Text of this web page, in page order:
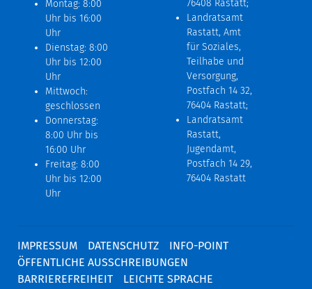
Montag: 8:00
Uhr bis 16:00
Uhr
Dienstag: 8:00
Uhr bis 12:00
Uhr
Mittwoch:
geschlossen
Donnerstag:
8:00 Uhr bis
16:00 Uhr
Freitag: 8:00
Uhr bis 12:00
Uhr
76408 Rastatt;
Landratsamt
Rastatt, Amt
für Soziales,
Teilhabe und
Versorgung,
Postfach 14 32,
76404 Rastatt;
Landratsamt
Rastatt,
Jugendamt,
Postfach 14 29,
76404 Rastatt
IMPRESSUM DATENSCHUTZ
INFO-POINT
ÖFFENTLICHE AUSSCHREIBUNGEN
BARRIEREFREIHEIT
LEICHTE SPRACHE